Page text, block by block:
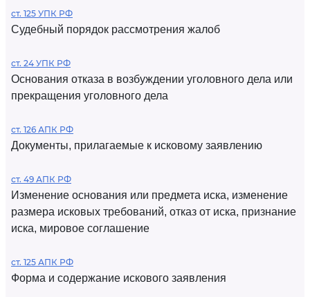
ст. 125 УПК РФ
Судебный порядок рассмотрения жалоб
ст. 24 УПК РФ
Основания отказа в возбуждении уголовного дела или
прекращения уголовного дела
ст. 126 АПК РФ
Документы, прилагаемые к исковому заявлению
ст. 49 АПК РФ
Изменение основания или предмета иска, изменение
размера исковых требований, отказ от иска, признание
иска, мировое соглашение
ст. 125 АПК РФ
Форма и содержание искового заявления